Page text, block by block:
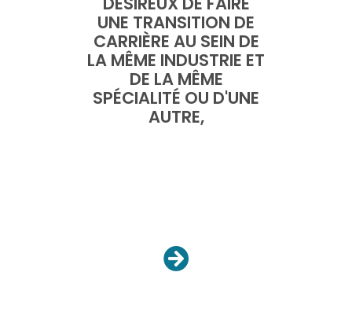
UNE TRANSITION DE
CARRIÈRE AU SEIN DE
LA MÊME INDUSTRIE ET
DE LA MÊME
SPÉCIALITÉ OU D'UNE
AUTRE,